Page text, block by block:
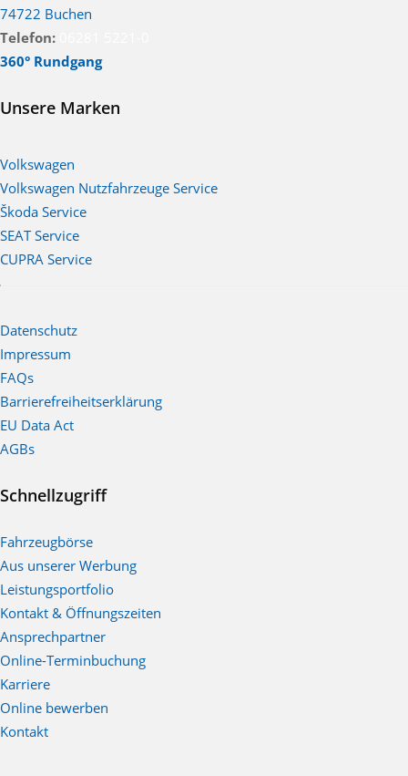
74722 Buchen
Telefon:
360° Rundgang
Unsere Marken
Volkswagen
Volkswagen Nutzfahrzeuge Service
Škoda Service
SEAT Service
CUPRA Service
Datenschutz
Impressum
FAQs
Barrierefreiheitserklärung
EU Data Act
AGBs
Schnellzugriff
Fahrzeugbörse
Aus unserer Werbung
Leistungsportfolio
Kontakt & Öffnungszeiten
Ansprechpartner
Online-Terminbuchung
Karriere
Online bewerben
Kontakt